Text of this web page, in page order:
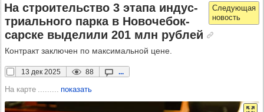
На стро­итель­ство 3 этапа индус­
три­аль­ного парка в Ново­че­бок­
сар­ске выде­лили 201 млн руб­лей
Контракт заключен по максимальной цене.
13 дек 2025 88 ...
На карте показать